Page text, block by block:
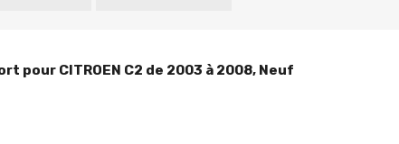
pour CITROEN C2 de 2003 à 2008, Neuf